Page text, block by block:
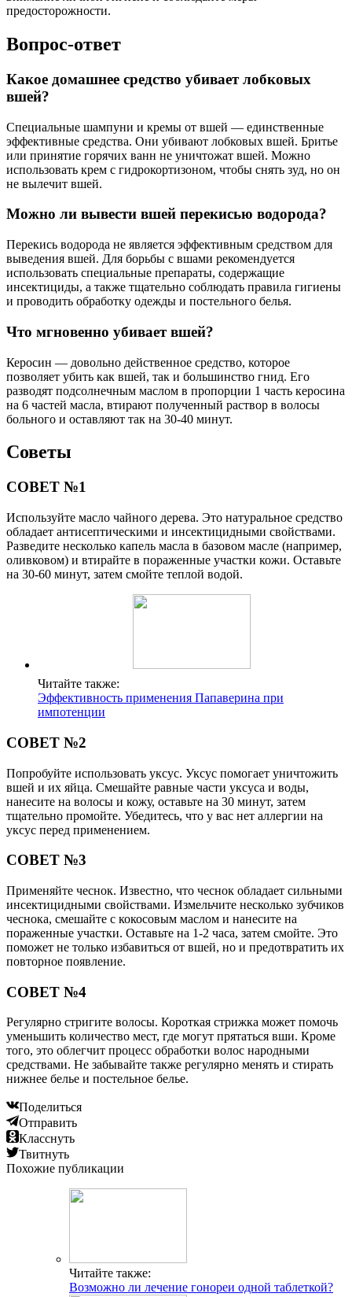
предосторожности.
Вопрос-ответ
Какое домашнее средство убивает лобковых
вшей?
Специальные шампуни и кремы от вшей — единственные
эффективные средства. Они убивают лобковых вшей. Бритье
или принятие горячих ванн не уничтожат вшей. Можно
использовать крем с гидрокортизоном, чтобы снять зуд, но он
не вылечит вшей.
Можно ли вывести вшей перекисью водорода?
Перекись водорода не является эффективным средством для
выведения вшей. Для борьбы с вшами рекомендуется
использовать специальные препараты, содержащие
инсектициды, а также тщательно соблюдать правила гигиены
и проводить обработку одежды и постельного белья.
Что мгновенно убивает вшей?
Керосин — довольно действенное средство, которое
позволяет убить как вшей, так и большинство гнид. Его
разводят подсолнечным маслом в пропорции 1 часть керосина
на 6 частей масла, втирают полученный раствор в волосы
больного и оставляют так на 30-40 минут.
Советы
СОВЕТ №1
Используйте масло чайного дерева. Это натуральное средство
обладает антисептическими и инсектицидными свойствами.
Разведите несколько капель масла в базовом масле (например,
оливковом) и втирайте в пораженные участки кожи. Оставьте
на 30-60 минут, затем смойте теплой водой.
Читайте также:
Эффективность применения Папаверина при
импотенции
СОВЕТ №2
Попробуйте использовать уксус. Уксус помогает уничтожить
вшей и их яйца. Смешайте равные части уксуса и воды,
нанесите на волосы и кожу, оставьте на 30 минут, затем
тщательно промойте. Убедитесь, что у вас нет аллергии на
уксус перед применением.
СОВЕТ №3
Применяйте чеснок. Известно, что чеснок обладает сильными
инсектицидными свойствами. Измельчите несколько зубчиков
чеснока, смешайте с кокосовым маслом и нанесите на
пораженные участки. Оставьте на 1-2 часа, затем смойте. Это
поможет не только избавиться от вшей, но и предотвратить их
повторное появление.
СОВЕТ №4
Регулярно стригите волосы. Короткая стрижка может помочь
уменьшить количество мест, где могут прятаться вши. Кроме
того, это облегчит процесс обработки волос народными
средствами. Не забывайте также регулярно менять и стирать
нижнее белье и постельное белье.
Поделиться
Отправить
Класснуть
Твитнуть
Похожие публикации
Читайте также:
Возможно ли лечение гонореи одной таблеткой?